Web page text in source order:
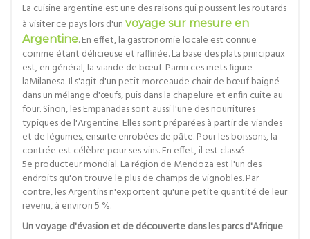
La cuisine argentine est une des raisons qui poussent les routards
à visiter ce pays lors d'un voyage sur mesure en
Argentine. En effet, la gastronomie locale est connue
comme étant délicieuse et raffinée. La base des plats principaux
est, en général, la viande de bœuf. Parmi ces mets figure
laMilanesa. Il s'agit d'un petit morceaude chair de bœuf baigné
dans un mélange d'œufs, puis dans la chapelure et enfin cuite au
four. Sinon, les Empanadas sont aussi l'une des nourritures
typiques de l'Argentine. Elles sont préparées à partir de viandes
et de légumes, ensuite enrobées de pâte. Pour les boissons, la
contrée est célèbre pour ses vins. En effet, il est classé
5e producteur mondial. La région de Mendoza est l'un des
endroits qu'on trouve le plus de champs de vignobles. Par
contre, les Argentins n'exportent qu'une petite quantité de leur
revenu, à environ 5 %.
Un voyage d'évasion et de découverte dans les parcs d'Afrique